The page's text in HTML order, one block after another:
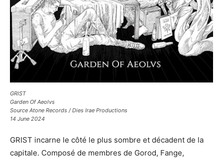
GRIST
Garden Of Aeolvs
Source Atone Records / Dies Irae Productions
14 June 2024
GRIST incarne le côté le plus sombre et décadent de la
capitale. Composé de membres de Gorod, Fange,